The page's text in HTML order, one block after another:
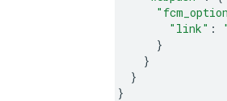
"link" :
}
}
}
}